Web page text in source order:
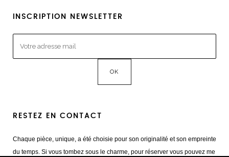
INSCRIPTION NEWSLETTER
RESTEZ EN CONTACT
Chaque pièce, unique, a été choisie pour son originalité et son empreinte
du temps. Si vous tombez sous le charme, pour réserver vous pouvez me